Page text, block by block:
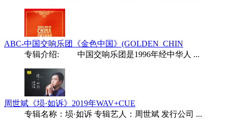
ABC-中国交响乐团《金色中国》(GOLDEN_CHIN
专辑介绍: 中国交响乐团是1996年经中华人 ...
周世斌《埙·如诉》2019年WAV+CUE
专辑名称：埙·如诉 专辑艺人：周世斌 发行公司 ...